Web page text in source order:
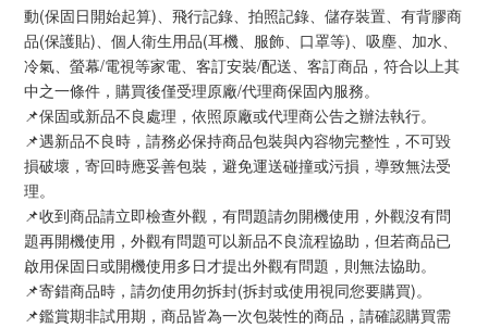
動(保固日開始起算)、飛行記錄、拍照記錄、儲存裝置、有背膠商
品(保護貼)、個人衛生用品(耳機、服飾、口罩等)、吸塵、加水、
冷氣、螢幕/電視等家電、客訂安裝/配送、客訂商品，符合以上其
中之一條件，購買後僅受理原廠/代理商保固內服務。
📌保固或新品不良處理，依照原廠或代理商公告之辦法執行。
📌遇新品不良時，請務必保持商品包裝與內容物完整性，不可毀
損破壞，寄回時應妥善包裝，避免運送碰撞或污損，導致無法受
理。
📌收到商品請立即檢查外觀，有問題請勿開機使用，外觀沒有問
題再開機使用，外觀有問題可以新品不良流程協助，但若商品已
啟用保固日或開機使用多日才提出外觀有問題，則無法協助。
📌寄錯商品時，請勿使用勿拆封(拆封或使用視同您要購買)。
📌鑑賞期非試用期，商品皆為一次包裝性的商品，請確認購買需